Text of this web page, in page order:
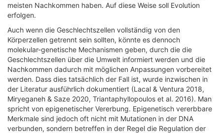
meisten Nachkommen haben. Auf diese Weise soll Evolution
erfolgen.
Auch wenn die Geschlechtszellen vollständig von den
Körperzellen getrennt sein sollten, könnte es dennoch
molekular-genetische Mechanismen geben, durch die die
Geschlechtszellen über die Umwelt informiert werden und die
Nachkommen dadurch mit möglichen Anpassungen vorbereitet
werden. Dass dies tatsächlich der Fall ist, wurde inzwischen in
der Literatur ausführlich dokumentiert (Lacal & Ventura 2018,
Miryeganeh & Saze 2020, Triantaphyllopoulos et al. 2016). Man
spricht von epigenetischer Vererbung. Epigenetisch vererbbare
Merkmale sind jedoch oft nicht mit Mutationen in der DNA
verbunden, sondern betreffen in der Regel die Regulation der